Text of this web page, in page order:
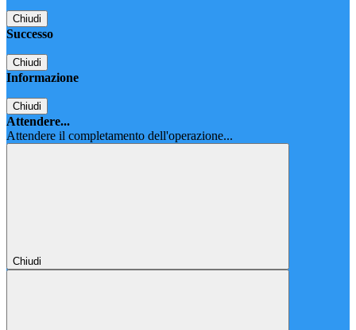
Chiudi
Successo
Chiudi
Informazione
Chiudi
Attendere...
Attendere il completamento dell'operazione...
Chiudi